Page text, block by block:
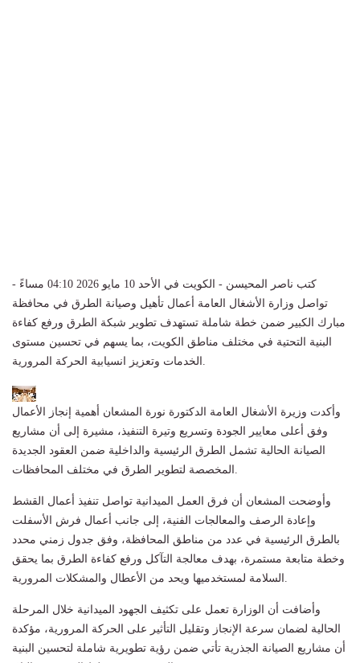
كتب ناصر المحيسن - الكويت في الأحد 10 مايو 2026 04:10 مساءً -
تواصل وزارة الأشغال العامة أعمال تأهيل وصيانة الطرق في محافظة
مبارك الكبير ضمن خطة شاملة تستهدف تطوير شبكة الطرق ورفع كفاءة
البنية التحتية في مختلف مناطق الكويت، بما يسهم في تحسين مستوى
وأكدت وزيرة الأشغال العامة الدكتورة نورة المشعان أهمية إنجاز الأعمال
وفق أعلى معايير الجودة وتسريع وتيرة التنفيذ، مشيرة إلى أن مشاريع
الصيانة الحالية تشمل الطرق الرئيسية والداخلية ضمن العقود الجديدة
وأوضحت المشعان أن فرق العمل الميدانية تواصل تنفيذ أعمال القشط
وإعادة الرصف والمعالجات الفنية، إلى جانب أعمال فرش الأسفلت
بالطرق الرئيسية في عدد من مناطق المحافظة، وفق جدول زمني محدد
وخطة متابعة مستمرة، بهدف معالجة التآكل ورفع كفاءة الطرق بما يحقق
وأضافت أن الوزارة تعمل على تكثيف الجهود الميدانية خلال المرحلة
الحالية لضمان سرعة الإنجاز وتقليل التأثير على الحركة المرورية، مؤكدة
أن مشاريع الصيانة الجذرية تأتي ضمن رؤية تطويرية شاملة لتحسين البنية